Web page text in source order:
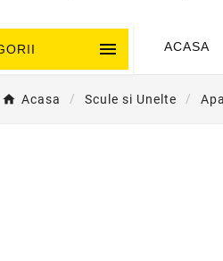
 ACASA
Acasa Scule si Unelte